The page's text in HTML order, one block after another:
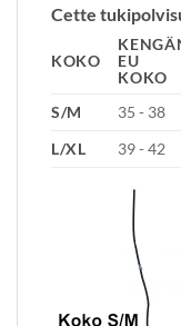
Cette
KOKO
EU
KOKO
S/M 35 - 38
L/XL
39 - 42